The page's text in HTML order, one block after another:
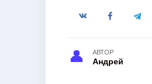
АВТОР
Андрей